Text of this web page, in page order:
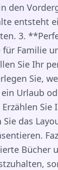
den
entsteht
3.
Familie
Sie Ihr
Sie,
Urlaub
das
Bücher